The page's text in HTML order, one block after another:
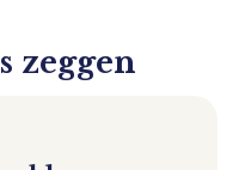
zeggen